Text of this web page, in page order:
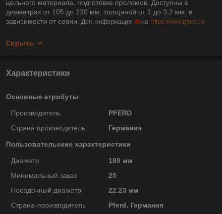
цельного материала, подготовке проломов. Доступны в
диаметрах от 105 до 230 мм, толщиной от 1 до 3,2 мм. в
зависимости от серии.
Доп. информация на https://www.pferd.by
Скрыть
Характеристики
Основные атрибуты
Производитель
PFERD
Страна производитель
Германия
Пользовательские характеристики
Диаметр
180 мм
Минимальный заказ
25
Посадочный диаметр
22.23 мм
Страна-производитель
Pferd, Германия